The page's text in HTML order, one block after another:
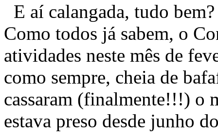
E aí calangada, tudo
Como todos já sabem, o
atividades neste mês de
como sempre, cheia de
cassaram (finalmente!!!) o
estava preso desde junho